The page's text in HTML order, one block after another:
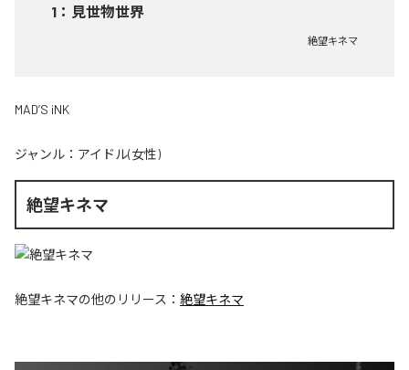
1 ： 見世物世界
絶望キネマ
MAD’S iNK
ジャンル： アイドル(女性)
絶望キネマ
絶望キネマの他のリリース： 絶望キネマ